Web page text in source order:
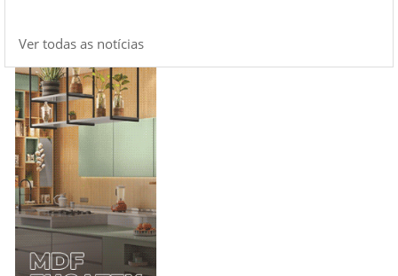
Ver todas as notícias